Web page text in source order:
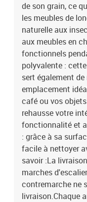
de son grain, ce
les meubles de
naturelle aux
aux meubles en
fonctionnels
polyvalente :
sert également
emplacement
café ou vos
rehausse votre
fonctionnalité et
: grâce à sa
facile à nettoyer
savoir :La
marches
contremarche ne
livraison.Chaque